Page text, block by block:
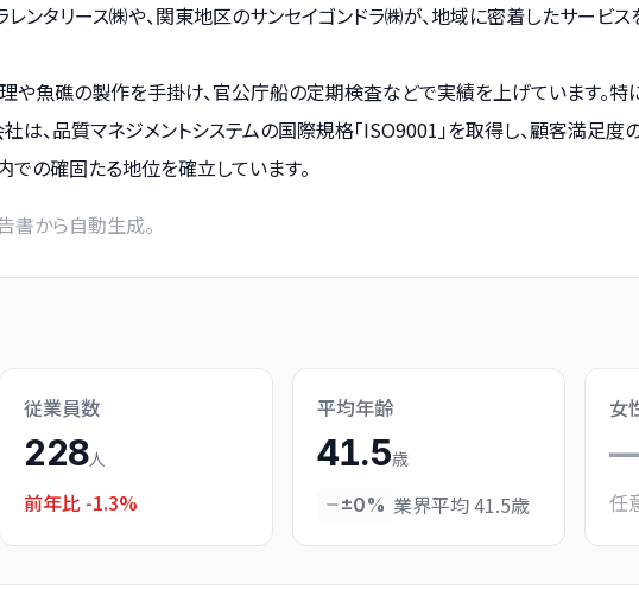
ンタリース㈱や、関東地区のサンセイゴンドラ㈱が、地域に密着したサービス
や魚礁の製作を手掛け、官公庁船の定期検査などで実績を上げています。特
は、品質マネジメントシステムの国際規格「ISO9001」を取得し、顧客満足
の確固たる地位を確立しています。
から自動生成。
従業員数
228人
前年比 -1.3%
平均年齢
41.5歳
±0% 業界平均 41.5歳
女
任